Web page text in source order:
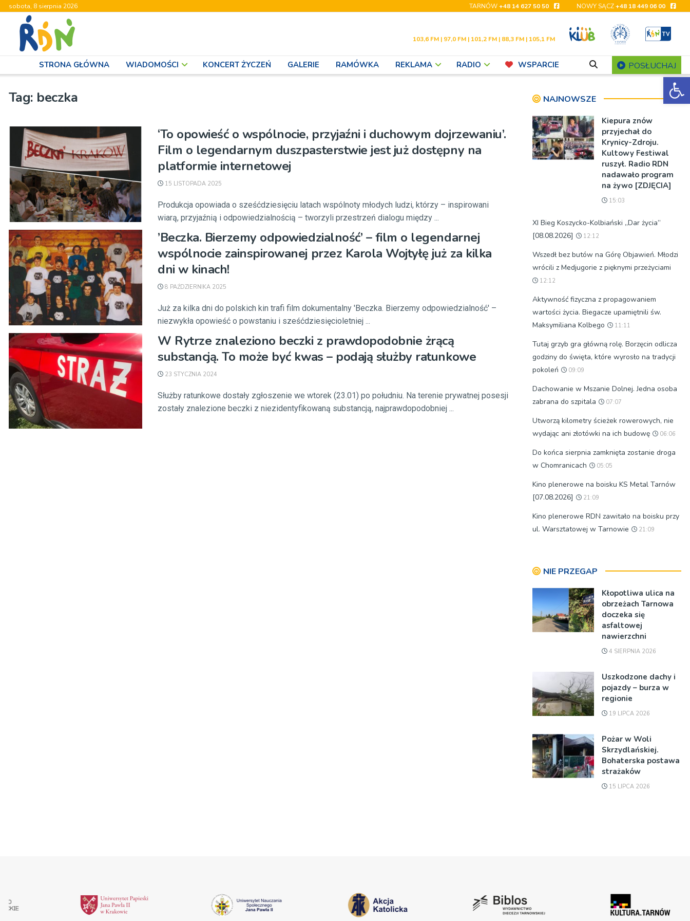
sobota, 8 sierpnia 2026 TARNÓW+48 14 627 50 50 NOWY SĄCZ+48 18 449 06 00
103,6 FM | 97,0 FM | 101,2 FM | 88,3 FM | 105,1 FM
STRONA GŁÓWNA WIADOMOŚCI KONCERT ŻYCZEŃ GALERIE RAMÓWKA REKLAMA RADIO WSPARCIE POSŁUCHAJ
Tag: beczka
‘To opowieść o wspólnocie, przyjaźni i duchowym dojrzewaniu’.
Film o legendarnym duszpasterstwie jest już dostępny na
platformie internetowej
15 LISTOPADA 2025
Produkcja opowiada o sześćdziesięciu latach wspólnoty młodych ludzi, którzy – inspirowani
wiarą, przyjaźnią i odpowiedzialnością – tworzyli przestrzeń dialogu między ...
’Beczka. Bierzemy odpowiedzialność’ – film o legendarnej
wspólnocie zainspirowanej przez Karola Wojtyłę już za kilka
dni w kinach!
8 PAŹDZIERNIKA 2025
Już za kilka dni do polskich kin trafi film dokumentalny 'Beczka. Bierzemy odpowiedzialność' –
niezwykła opowieść o powstaniu i sześćdziesięcioletniej ...
W Rytrze znaleziono beczki z prawdopodobnie żrącą
substancją. To może być kwas – podają służby ratunkowe
23 STYCZNIA 2024
Służby ratunkowe dostały zgłoszenie we wtorek (23.01) po południu. Na terenie prywatnej posesji
zostały znalezione beczki z niezidentyfikowaną substancją, najprawdopodobniej ...
NAJNOWSZE
Kiepura znów
przyjechał do
Krynicy-Zdroju.
Kultowy Festiwal
ruszył. Radio RDN
nadawało program
na żywo [ZDJĘCIA]
15:03
XI Bieg Koszycko-Kolbiański „Dar życia”
[08.08.2026]
12:12
Wszedł bez butów na Górę Objawień. Młodzi
wrócili z Medjugorie z pięknymi przeżyciami
12:12
Aktywność fizyczna z propagowaniem
wartości życia. Biegacze upamiętnili św.
Maksymiliana Kolbego
11:11
Tutaj grzyb gra główną rolę. Borzęcin odlicza
godziny do święta, które wyrosło na tradycji
pokoleń
09:09
Dachowanie w Mszanie Dolnej. Jedna osoba
zabrana do szpitala
07:07
Utworzą kilometry ścieżek rowerowych, nie
wydając ani złotówki na ich budowę
06:06
Do końca sierpnia zamknięta zostanie droga
w Chomranicach
05:05
Kino plenerowe na boisku KS Metal Tarnów
[07.08.2026]
21:09
Kino plenerowe RDN zawitało na boisku przy
ul. Warsztatowej w Tarnowie
21:09
NIE PRZEGAP
Kłopotliwa ulica na
obrzeżach Tarnowa
doczeka się
asfaltowej
nawierzchni
4 SIERPNIA 2026
Uszkodzone dachy i
pojazdy – burza w
regionie
19 LIPCA 2026
Pożar w Woli
Skrzydlańskiej.
Bohaterska postawa
strażaków
15 LIPCA 2026